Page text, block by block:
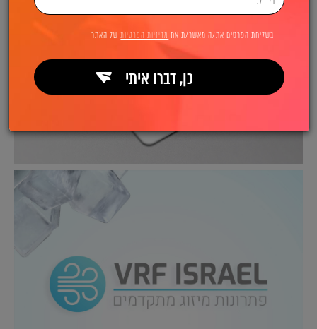
בשליחת הפרטים את/ה מאשר/ת את מדיניות הפרטיותשל האתר
כן, דברו איתי